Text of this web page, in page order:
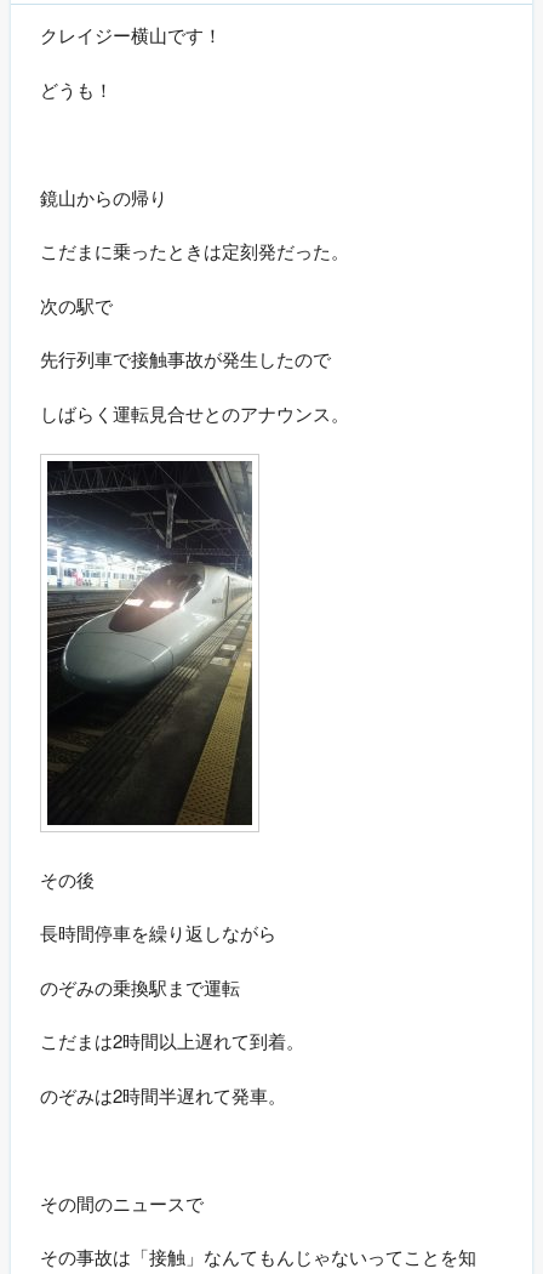
クレイジー横山です！
どうも！
鏡山からの帰り
こだまに乗ったときは定刻発だった。
次の駅で
先行列車で接触事故が発生したので
しばらく運転見合せとのアナウンス。
その後
長時間停車を繰り返しながら
のぞみの乗換駅まで運転
こだまは2時間以上遅れて到着。
のぞみは2時間半遅れて発車。
その間のニュースで
その事故は「接触」なんてもんじゃないってことを知